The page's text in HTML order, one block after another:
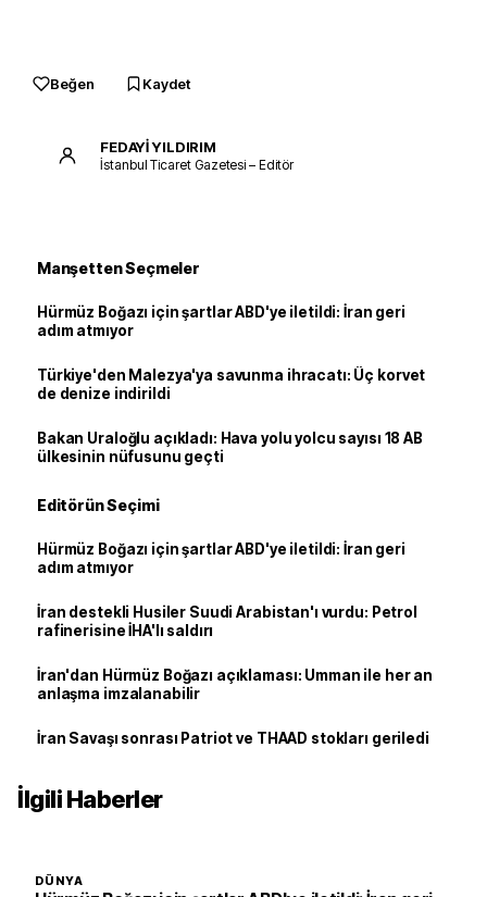
Beğen Kaydet
FEDAYİ YILDIRIM
İstanbul Ticaret Gazetesi – Editör
Manşetten Seçmeler
Hürmüz Boğazı için şartlar ABD'ye iletildi: İran geri
adım atmıyor
Türkiye'den Malezya'ya savunma ihracatı: Üç korvet
de denize indirildi
Bakan Uraloğlu açıkladı: Hava yolu yolcu sayısı 18 AB
ülkesinin nüfusunu geçti
Editörün Seçimi
Hürmüz Boğazı için şartlar ABD'ye iletildi: İran geri
adım atmıyor
İran destekli Husiler Suudi Arabistan'ı vurdu: Petrol
rafinerisine İHA'lı saldırı
İran'dan Hürmüz Boğazı açıklaması: Umman ile her an
anlaşma imzalanabilir
İran Savaşı sonrası Patriot ve THAAD stokları geriledi
İlgili Haberler
DÜNYA